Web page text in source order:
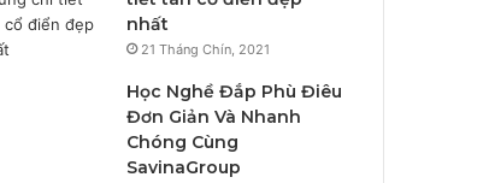
nhất
21 Tháng Chín, 2021
Học Nghề Đắp Phù Điêu
Đơn Giản Và Nhanh
Chóng Cùng
SavinaGroup